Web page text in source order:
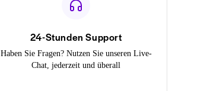
24-Stunden Support
Haben Sie Fragen? Nutzen Sie unseren Live-
Chat, jederzeit und überall